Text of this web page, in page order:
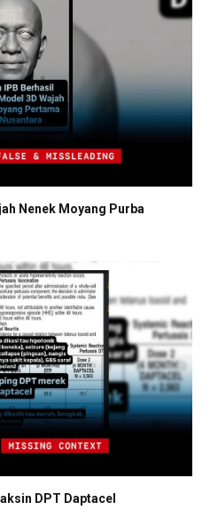
Nenek Moyang Purba
DPT Daptacel